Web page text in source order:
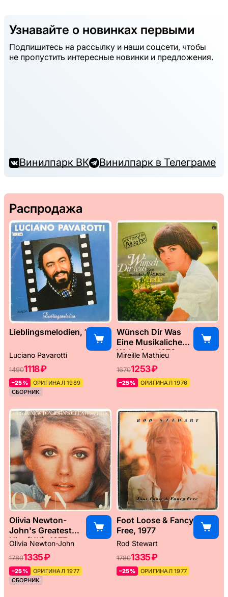
Узнавайте о новинках первыми
Подпишитесь на рассылку и наши соцсети, чтобы
не пропустить интересные новинки и предложения.
Винилпарк ВК Винилпарк в Телеграме
Распродажа
Lieblingsmelodien, 1989
Luciano Pavarotti
14901118 ₽
–25%
ОРИГИНАЛ 1989
СБОРНИК
Wünsch Dir Was
Eine Musikaliche
Weltreise, 1976
Mireille Mathieu
16701253 ₽
–25% ОРИГИНАЛ 1976
Olivia Newton-
John's Greatest
Hits (UK), 1977
Olivia Newton-John
17801335 ₽
–25%
ОРИГИНАЛ 1977
СБОРНИК
Foot Loose & Fancy
Free, 1977
Rod Stewart
17801335 ₽
–25% ОРИГИНАЛ 1977